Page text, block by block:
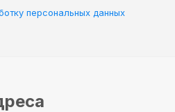
персональных данных